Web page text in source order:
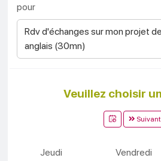
pour
Rdv d'échanges sur mon projet
anglais (30mn)
Veuillez choisir
Suivant
Jeudi Vendredi